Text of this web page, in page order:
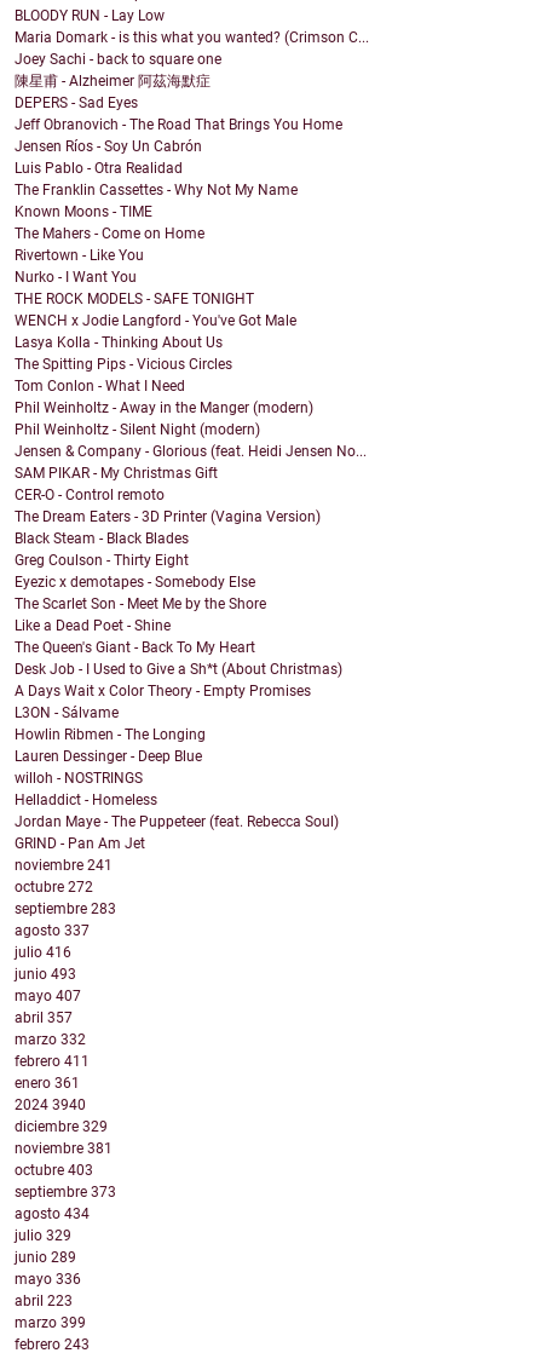
BLOODY RUN - Lay Low
Maria Domark - is this what you wanted? (Crimson C...
Joey Sachi - back to square one
陳星甫 - Alzheimer 阿茲海默症
DEPERS - Sad Eyes
Jeff Obranovich - The Road That Brings You Home
Jensen Ríos - Soy Un Cabrón
Luis Pablo - Otra Realidad
The Franklin Cassettes - Why Not My Name
Known Moons - TIME
The Mahers - Come on Home
Rivertown - Like You
Nurko - I Want You
THE ROCK MODELS - SAFE TONIGHT
WENCH x Jodie Langford - You've Got Male
Lasya Kolla - Thinking About Us
The Spitting Pips - Vicious Circles
Tom Conlon - What I Need
Phil Weinholtz - Away in the Manger (modern)
Phil Weinholtz - Silent Night (modern)
Jensen & Company - Glorious (feat. Heidi Jensen No...
SAM PIKAR - My Christmas Gift
CER-O - Control remoto
The Dream Eaters - 3D Printer (Vagina Version)
Black Steam - Black Blades
Greg Coulson - Thirty Eight
Eyezic x demotapes - Somebody Else
The Scarlet Son - Meet Me by the Shore
Like a Dead Poet - Shine
The Queen's Giant - Back To My Heart
Desk Job - I Used to Give a Sh*t (About Christmas)
A Days Wait x Color Theory - Empty Promises
L3ON - Sálvame
Howlin Ribmen - The Longing
Lauren Dessinger - Deep Blue
willoh - NOSTRINGS
Helladdict - Homeless
Jordan Maye - The Puppeteer (feat. Rebecca Soul)
GRIND - Pan Am Jet
noviembre 241
octubre 272
septiembre 283
agosto 337
julio 416
junio 493
mayo 407
abril 357
marzo 332
febrero 411
enero 361
2024 3940
diciembre 329
noviembre 381
octubre 403
septiembre 373
agosto 434
julio 329
junio 289
mayo 336
abril 223
marzo 399
febrero 243